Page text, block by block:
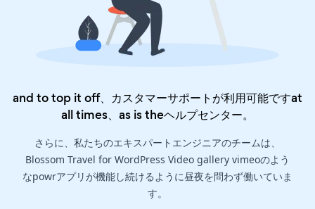
and to top it off、カスタマーサポートが利用可能ですat
all times、as is theヘルプセンター。
さらに、私たちのエキスパートエンジニアのチームは、
Blossom Travel for WordPress Video gallery vimeoのよう
なpowrアプリが機能し続けるように昼夜を問わず働いていま
す。